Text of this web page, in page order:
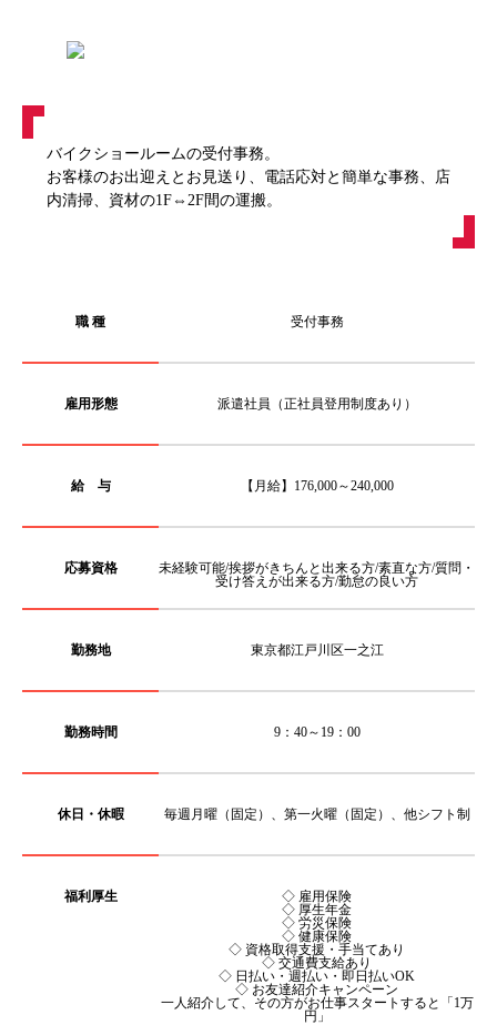
バイクショールームの受付事務。
お客様のお出迎えとお見送り、電話応対と簡単な事務、店
内清掃、資材の1F⇔2F間の運搬。
職 種 受付事務
雇用形態 派遣社員（正社員登用制度あり）
給 与 【月給】176,000～240,000
応募資格
未経験可能/挨拶がきちんと出来る方/素直な方/質問・
受け答えが出来る方/勤怠の良い方
勤務地 東京都江戸川区一之江
勤務時間 9：40～19：00
休日・休暇 毎週月曜（固定）、第一火曜（固定）、他シフト制
福利厚生
◇ 雇用保険
◇ 厚生年金
◇ 労災保険
◇ 健康保険
◇ 資格取得支援・手当てあり
◇ 交通費支給あり
◇ 日払い・週払い・即日払いOK
◇ お友達紹介キャンペーン
一人紹介して、その方がお仕事スタートすると「1万
円」